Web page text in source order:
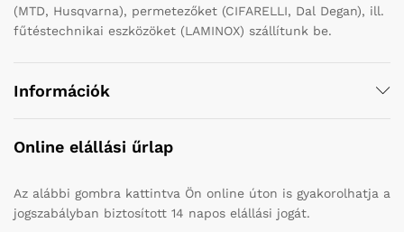
(MTD, Husqvarna), permetezőket (CIFARELLI, Dal Degan), ill.
fűtéstechnikai eszközöket (LAMINOX) szállítunk be.
Információk
Online elállási űrlap
Az alábbi gombra kattintva Ön online úton is gyakorolhatja a
jogszabályban biztosított 14 napos elállási jogát.